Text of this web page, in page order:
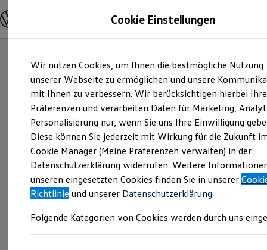
Hauptinhalt
springen
Footer
springen
Modelle und Konfigurator
Modelle vergleichen
Elektroautos
ENERGY Sondermodelle
Nutzfahrzeuge
SUV und CUV
Familienautos
Kombis
Kompaktwagen
Sportwagen
Schnell verfügbare Fahrzeuge
Angebote und Produkte
Aktuelle Angebote
E-Auto-Förderung
Volkswagen Marktplatz
Junge Gebrauchtwagen und Gebrauchtwagen
Cookie Einstellungen
Wir nutzen Cookies, um Ihnen die bestmögliche Nutzung
unserer Webseite zu ermöglichen und unsere
mit Ihnen zu verbessern. Wir berücksichtigen hierbei Ihre
Präferenzen und verarbeiten Daten für Marketing,
Personalisierung nur, wenn Sie uns Ihre Einwilligung
Diese können Sie jederzeit mit Wirkung für die Zukunft
Cookie Manager (Meine Präferenzen verwalten) in der
Datenschutzerklärung widerrufen. Weitere
unseren eingesetzten Cookies finden Sie in unserer
Richtlinie und unserer Datenschutzerklärung.
Folgende Kategorien von Cookies werden durch uns